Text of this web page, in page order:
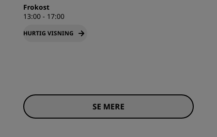
Frokost
13:00 - 17:00
HURTIG VISNING
SE MERE